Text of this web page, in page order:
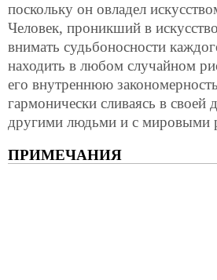
поскольку он овладел
Человек, проникший в
внимать судьбоносности
находить в любом случайном
его внутреннюю
гармонически сливаясь в своей
другими людьми и с мировыми
ПРИМЕЧАНИЯ